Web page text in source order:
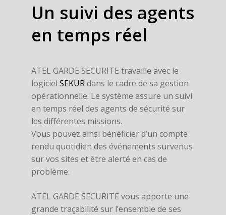
Un suivi des agents
en temps réel
ATEL GARDE SECURITE travaille avec le
logiciel SEKURdans le cadre de sa gestion
opérationnelle. Le système assure un suivi
en temps réel des agents de sécurité sur
les différentes missions.
Vous pouvez ainsi bénéficier d’un compte
rendu quotidien des événements survenus
sur vos sites et être alerté en cas de
problème.
ATEL GARDE SECURITE vous apporte une
grande traçabilité sur l’ensemble de ses